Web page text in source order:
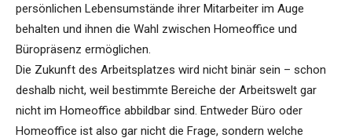
persönlichen Lebensumstände ihrer Mitarbeiter im Auge
behalten und ihnen die Wahl zwischen Homeoffice und
Büropräsenz ermöglichen.
Die Zukunft des Arbeitsplatzes wird nicht binär sein – schon
deshalb nicht, weil bestimmte Bereiche der Arbeitswelt gar
nicht im Homeoffice abbildbar sind. Entweder Büro oder
Homeoffice ist also gar nicht die Frage, sondern welche